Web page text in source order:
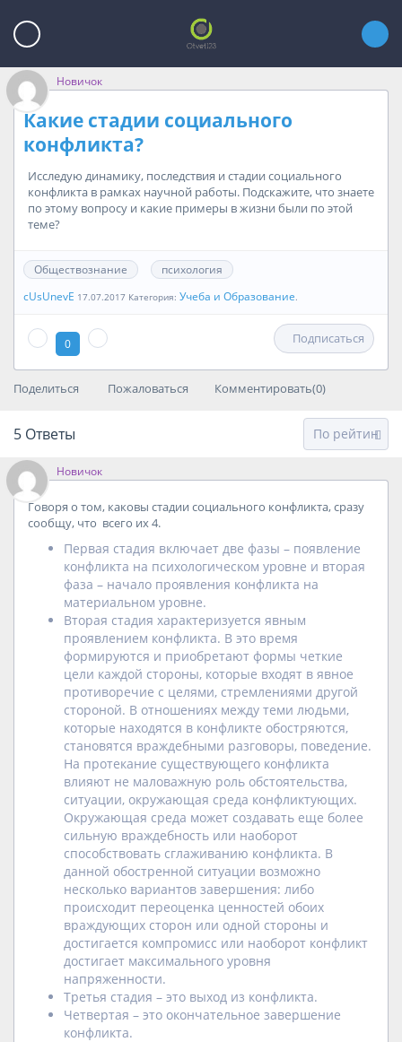
Новичок
Какие стадии социального
конфликта?
Исследую динамику, последствия и стадии социального
конфликта в рамках научной работы. Подскажите, что знаете
по этому вопросу и какие примеры в жизни были по этой
теме?
Обществознание
психология
cUsUnevE 17.07.2017 Категория: Учеба и Образование.
0 Подписаться
Поделиться Пожаловаться Комментировать(0)
5 Ответы
Новичок
Говоря о том, каковы стадии социального конфликта, сразу
сообщу, что всего их 4.
Первая стадия включает две фазы – появление
конфликта на психологическом уровне и вторая
фаза – начало проявления конфликта на
материальном уровне.
Вторая стадия характеризуется явным
проявлением конфликта. В это время
формируются и приобретают формы четкие
цели каждой стороны, которые входят в явное
противоречие с целями, стремлениями другой
стороной. В отношениях между теми людьми,
которые находятся в конфликте обостряются,
становятся враждебными разговоры, поведение.
На протекание существующего конфликта
влияют не маловажную роль обстоятельства,
ситуации, окружающая среда конфликтующих.
Окружающая среда может создавать еще более
сильную враждебность или наоборот
способствовать сглаживанию конфликта. В
данной обостренной ситуации возможно
несколько вариантов завершения: либо
происходит переоценка ценностей обоих
враждующих сторон или одной стороны и
достигается компромисс или наоборот конфликт
достигает максимального уровня
напряженности.
Третья стадия – это выход из конфликта.
Четвертая – это окончательное завершение
конфликта.